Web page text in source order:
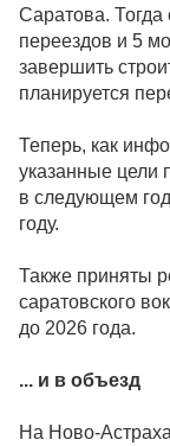
Саратова. Тогда
переездов и 5
завершить
планируется
Теперь, как
указанные цели
в следующем
году.
Также приняты
саратовского
до 2026 года.
... и в объезд
На Ново-